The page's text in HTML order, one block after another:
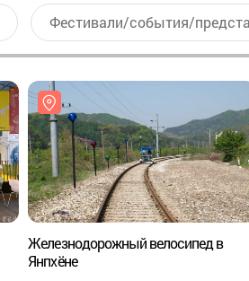
Фестивали/события/
Железнодорожный велосипед в
Янпхёне